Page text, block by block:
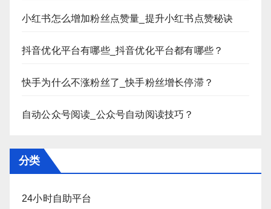
小红书怎么增加粉丝点赞量_提升小红书点赞秘诀
抖音优化平台有哪些_抖音优化平台都有哪些？
快手为什么不涨粉丝了_快手粉丝增长停滞？
自动公众号阅读_公众号自动阅读技巧？
分类
24小时自助平台